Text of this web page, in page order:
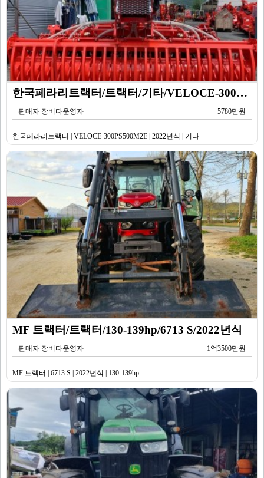
한국페라리트랙터/트랙터/기타/VELOCE-300PS500M2E/2022년식
판매자 장비다운영자 5780만원
한국페라리트랙터 | VELOCE-300PS500M2E | 2022년식 | 기타
MF 트랙터/트랙터/130-139hp/6713 S/2022년식
판매자 장비다운영자 1억3500만원
MF 트랙터 | 6713 S | 2022년식 | 130-139hp